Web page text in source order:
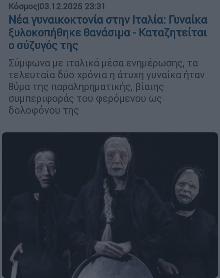
Κόσμος|03.12.2025 23:31
Νέα γυναικοκτονία στην Ιταλία: Γυναίκα
ξυλοκοπήθηκε θανάσιμα - Καταζητείται
ο σύζυγός της
Σύμφωνα με ιταλικά μέσα ενημέρωσης, τα
τελευταία δύο χρόνια η άτυχη γυναίκα ήταν
θύμα της παραληρηματικής, βίαιης
συμπεριφοράς του φερόμενου ως
δολοφόνου της